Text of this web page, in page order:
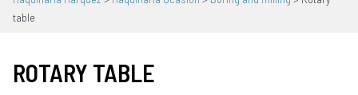
table
ROTARY TABLE